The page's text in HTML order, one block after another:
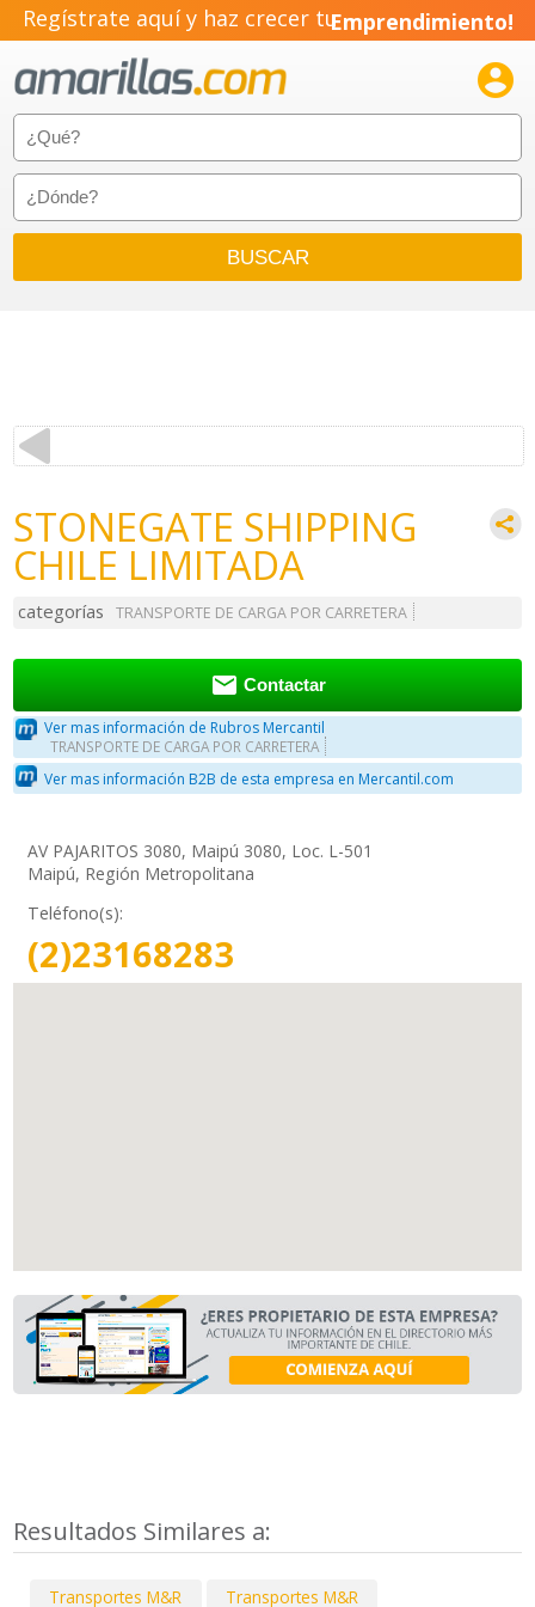
Regístrate aquí y haz crecer tuEmprendimiento!

STONEGATE SHIPPING
CHILE LIMITADA
categorías TRANSPORTE DE CARGA POR CARRETERA
 Contactar
Ver mas información de Rubros Mercantil
TRANSPORTE DE CARGA POR CARRETERA
Ver mas información B2B de esta empresa en Mercantil.com
AV PAJARITOS 3080, Maipú 3080, Loc. L-501
Maipú, Región Metropolitana
Teléfono(s):
(2)23168283
Resultados Similares a:
Transportes M&R Transportes M&R